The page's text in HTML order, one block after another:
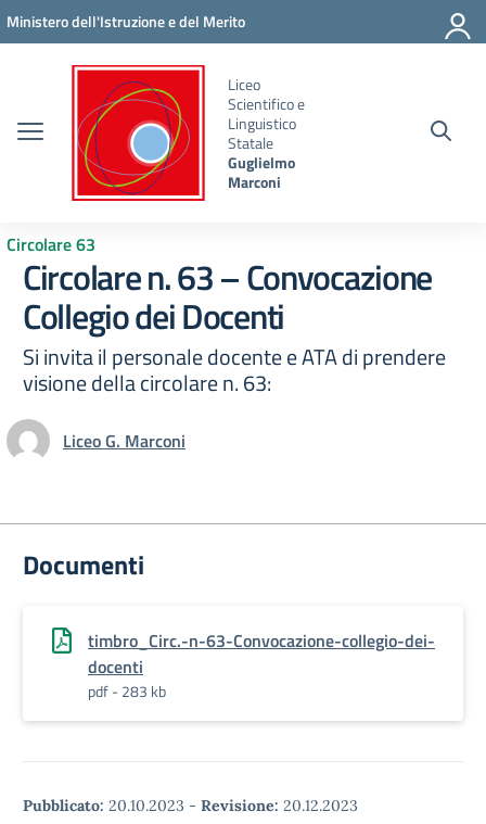
Vai ai contenuti
Vai al menu di navigazione
Vai al footer
Ministero dell'Istruzione e del Merito
Liceo
Scientifico e
Linguistico
Statale
Guglielmo
Marconi
Circolare 63
Circolare n. 63 – Convocazione
Collegio dei Docenti
Si invita il personale docente e ATA di prendere
visione della circolare n. 63:
Liceo G. Marconi
Documenti
timbro_Circ.-n-63-Convocazione-collegio-dei-
docenti
pdf - 283 kb
Pubblicato: 20.10.2023 - Revisione: 20.12.2023